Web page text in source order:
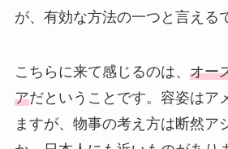
が、有効な方法の一つと言える
こちらに来て感じるのは、 オー
アだということです。容姿はア
ますが、物事の考え方は断然ア